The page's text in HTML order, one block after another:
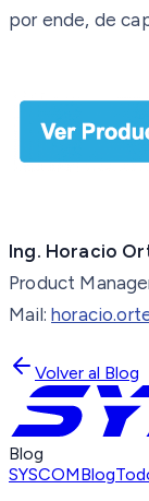
por ende, de
Ing. Horacio
Product
Mail:
Volver al Blog
Blog
SYSCOMBlog